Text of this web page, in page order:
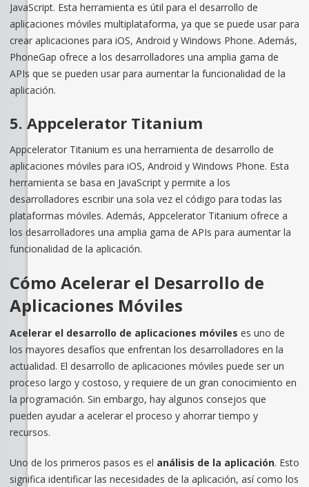
JavaScript. Esta herramienta es útil para el desarrollo de
aplicaciones móviles multiplataforma, ya que se puede usar para
crear aplicaciones para iOS, Android y Windows Phone. Además,
PhoneGap ofrece a los desarrolladores una amplia gama de
APIs que se pueden usar para aumentar la funcionalidad de la
aplicación.
5. Appcelerator Titanium
Appcelerator Titanium es una herramienta de desarrollo de
aplicaciones móviles para iOS, Android y Windows Phone. Esta
herramienta se basa en JavaScript y permite a los
desarrolladores escribir una sola vez el código para todas las
plataformas móviles. Además, Appcelerator Titanium ofrece a
los desarrolladores una amplia gama de APIs para aumentar la
funcionalidad de la aplicación.
Cómo Acelerar el Desarrollo de
Aplicaciones Móviles
Acelerar el desarrollo de aplicaciones móviles es uno de
los mayores desafíos que enfrentan los desarrolladores en la
actualidad. El desarrollo de aplicaciones móviles puede ser un
proceso largo y costoso, y requiere de un gran conocimiento en
la programación. Sin embargo, hay algunos consejos que
pueden ayudar a acelerar el proceso y ahorrar tiempo y
recursos.
Uno de los primeros pasos es el análisis de la aplicación. Esto
significa identificar las necesidades de la aplicación, así como los